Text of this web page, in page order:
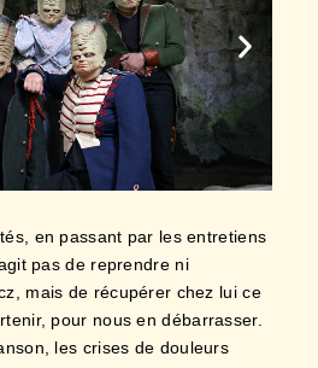
en passant par les entretiens
pas de reprendre ni
mais de récupérer chez lui ce
pour nous en débarrasser.
les crises de douleurs